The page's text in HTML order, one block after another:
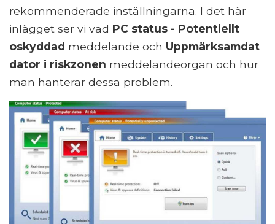
rekommenderade inställningarna. I det här
inlägget ser vi vad PC status - Potentiellt
oskyddad meddelande och Uppmärksamdat
dator i riskzonen meddelandeorgan och hur
man hanterar dessa problem.